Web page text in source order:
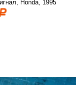
Honda, 1995